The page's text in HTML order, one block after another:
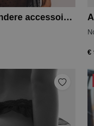
Marie Jo noova andere accessoires
€